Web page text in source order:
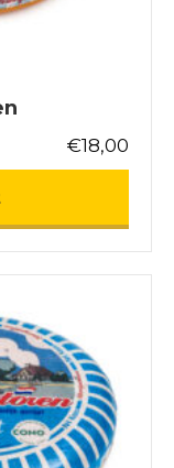
€18,00
about